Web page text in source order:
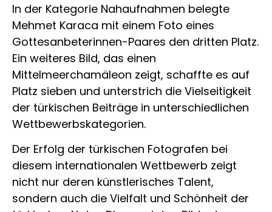
In der Kategorie Nahaufnahmen belegte
Mehmet Karaca mit einem Foto eines
Gottesanbeterinnen-Paares den dritten Platz.
Ein weiteres Bild, das einen
Mittelmeerchamäleon zeigt, schaffte es auf
Platz sieben und unterstrich die Vielseitigkeit
der türkischen Beiträge in unterschiedlichen
Wettbewerbskategorien.
Der Erfolg der türkischen Fotografen bei
diesem internationalen Wettbewerb zeigt
nicht nur deren künstlerisches Talent,
sondern auch die Vielfalt und Schönheit der